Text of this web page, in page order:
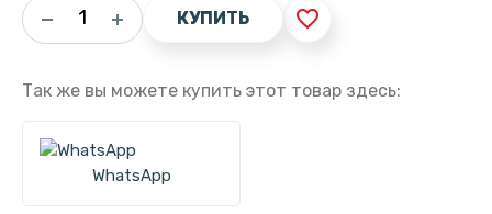
КУПИТЬ favorite_border
Так же вы можете купить этот товар здесь:
WhatsApp